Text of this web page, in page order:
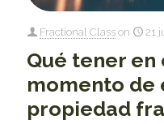
Fractional Class on 21
Qué tener en
momento de
propiedad